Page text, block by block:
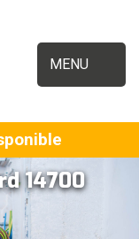
MENU
14700